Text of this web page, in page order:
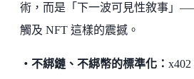
術，而是「下一波可見性敘事」
觸及 NFT 這樣的震撼。
・不綁鏈、不綁幣的標準化：